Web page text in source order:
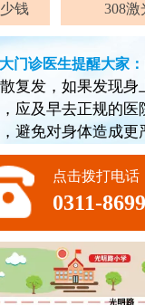
钱 308激
门诊医生提醒大家：
复发，如果发现身
应及早去正规的医
避免对身体造成更
点击拨打电话
0311-